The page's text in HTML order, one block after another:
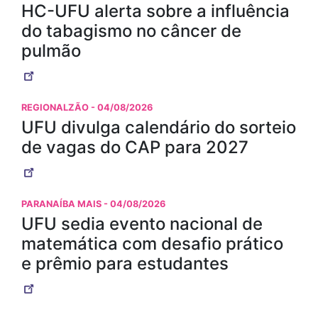
HC-UFU alerta sobre a influência
do tabagismo no câncer de
pulmão
REGIONALZÃO - 04/08/2026
UFU divulga calendário do sorteio
de vagas do CAP para 2027
PARANAÍBA MAIS - 04/08/2026
UFU sedia evento nacional de
matemática com desafio prático
e prêmio para estudantes